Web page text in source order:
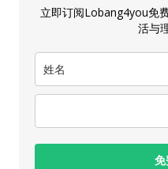
立即订阅Lobang4you免
活与